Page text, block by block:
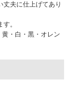
丈夫に仕上げてあり
。
・白・黒・オレン